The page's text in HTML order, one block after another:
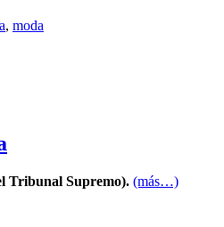
, moda
Tribunal Supremo). (más…)